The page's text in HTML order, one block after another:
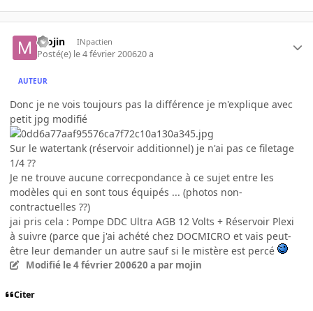
mojin INpactien
Posté(e) le 4 février 200620 a
AUTEUR
Donc je ne vois toujours pas la différence je m'explique avec
petit jpg modifié
Sur le watertank (réservoir additionnel) je n'ai pas ce filetage
1/4 ??
Je ne trouve aucune correcpondance à ce sujet entre les
modèles qui en sont tous équipés ... (photos non-
contractuelles ??)
jai pris cela : Pompe DDC Ultra AGB 12 Volts + Réservoir Plexi
à suivre (parce que j'ai achété chez DOCMICRO et vais peut-
être leur demander un autre sauf si le mistère est percé
Modifié le 4 février 200620 a par mojin
Citer